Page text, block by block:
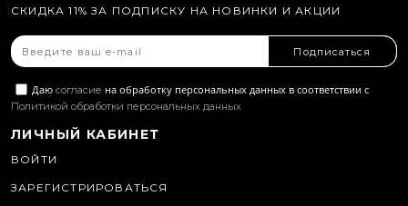
СКИДКА 11% ЗА ПОДПИСКУ НА НОВИНКИ И АКЦИИ
Подписаться
Даю согласие на обработку персональных данных в соответствии с
Политикой обработки персональных данных
ЛИЧНЫЙ КАБИНЕТ
ВОЙТИ
ЗАРЕГИСТРИРОВАТЬСЯ